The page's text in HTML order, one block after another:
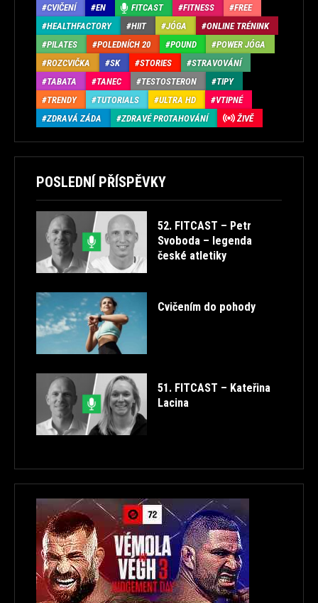
CVIČENÍ EN FITCAST FITNESS
FREE
HEALTHFACTORY
HIIT JÓGA
ONLINE TRÉNINK
PILATES
POLEDNÍCH 20 POUND
POWER JÓGA
ROZCVIČKA
SK STORIES
STRAVOVÁNÍ
TABATA
TANEC TESTOSTERON
TIPY
TRENDY
TUTORIALS ULTRA HD
VTIPNÉ
ZDRAVÁ ZÁDA
ZDRAVÉ PROTAHOVÁNÍ ŽIVĚ
POSLEDNÍ PŘÍSPĚVKY
52. FITCAST – Petr
Svoboda – legenda
české atletiky
Cvičením do pohody
51. FITCAST – Kateřina
Lacina